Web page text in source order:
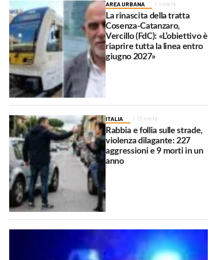
AREA URBANA 1 ora fa
La rinascita della tratta
Cosenza-Catanzaro,
Vercillo (FdC): «L’obiettivo è
riaprire tutta la linea entro
giugno 2027»
ITALIA 12 ore fa
Rabbia e follia sulle strade,
violenza dilagante: 227
aggressioni e 9 morti in un
anno